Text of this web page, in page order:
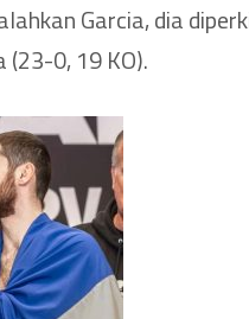
Garcia, dia
(23-0, 19 KO).